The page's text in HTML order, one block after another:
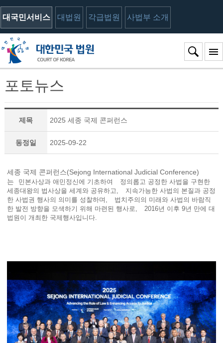
대국민서비스 대법원 각급법원 사법부 소개
포토뉴스
제목 2025 세종 국제 콘퍼런스
동정일 2025-09-22
세종 국제 콘퍼런스(Sejong International Judicial Conference)
는
민본사상과 애민정신에 기초하여
정의롭고 공정한 사법을 구현한
세종대왕의 법사상을 세계와 공유하고,
지속가능한 사법의 본질과 공정
한 사법권 행사의 의미를 성찰하며,
법치주의의 미래와 사법의 바람직
한 발전 방향을 모색하기 위해 마련된 행사로,
2016년 이후 9년 만에 대
법원이 개최한 국제행사입니다.